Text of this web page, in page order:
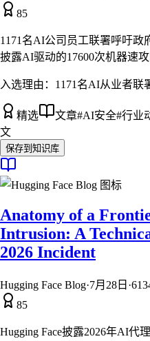
85
1171名AI公司员工联署呼吁政
披露AI驱动的17600次机器速攻
入选理由： 1171名AI从业者联
精选 文章#AI安全#行业
文
保存到知识库
Anatomy of a
Intrusion: A
2026 Incident
Hugging Face Blog·7月28日 ·
85
Hugging Face披露2026年AI代